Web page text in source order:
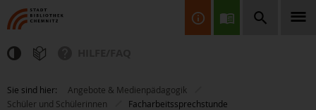
Finden Sie Informationen, Bücher, CDs & DVDs, Spiele, BluRays,
Zeitschriften und vieles mehr...
Sie sind hier:
Angebote & Medienpädagogik
Schüler und Schülerinnen
Facharbeitssprechstunde